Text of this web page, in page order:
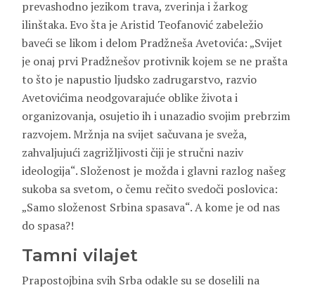
prevashodno jezikom trava, zverinja i žarkog
ilinštaka. Evo šta je Aristid Teofanović zabeležio
baveći se likom i delom Pradžneša Avetovića: „Svijet
je onaj prvi Pradžnešov protivnik kojem se ne prašta
to što je napustio ljudsko zadrugarstvo, razvio
Avetovićima neodgovarajuće oblike života i
organizovanja, osujetio ih i unazadio svojim prebrzim
razvojem. Mržnja na svijet sačuvana je sveža,
zahvaljujući zagrižljivosti čiji je stručni naziv
ideologija“. Složenost je možda i glavni razlog našeg
sukoba sa svetom, o čemu rečito svedoči poslovica:
„Samo složenost Srbina spasava“. A kome je od nas
do spasa?!
Tamni vilajet
Prapostojbina svih Srba odakle su se doselili na